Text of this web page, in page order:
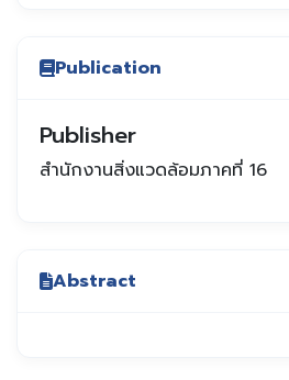
Publication
Publisher
สำนักงานสิ่งแวดล้อมภาคที่ 16
Abstract